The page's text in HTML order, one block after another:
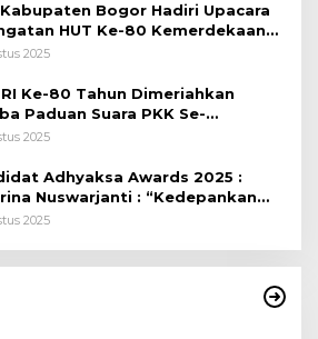
Kabupaten Bogor Hadiri Upacara
HUT Ke-80 Kemerdekaan
Lapangan Tegar Beriman
2025
RI Ke-80 Tahun Dimeriahkan
Paduan Suara PKK Se-
Bogor
2025
Adhyaksa Awards 2025 :
Nuswarjanti : “Kedepankan
Restoratif Wujudkan
2025